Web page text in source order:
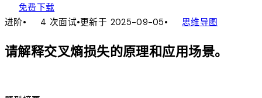
免费下载
进阶• 4 次面试•更新于 2025-09-05• account_tree思维导图
请解释交叉熵损失的原理和应用场景。